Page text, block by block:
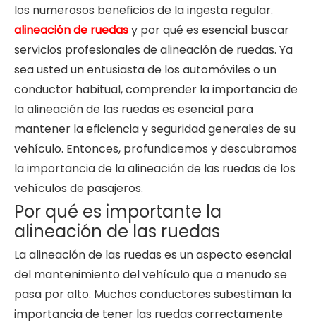
los numerosos beneficios de la ingesta regular.
alineación de ruedasy por qué es esencial buscar
servicios profesionales de alineación de ruedas. Ya
sea usted un entusiasta de los automóviles o un
conductor habitual, comprender la importancia de
la alineación de las ruedas es esencial para
mantener la eficiencia y seguridad generales de su
vehículo. Entonces, profundicemos y descubramos
la importancia de la alineación de las ruedas de los
vehículos de pasajeros.
Por qué es importante la
alineación de las ruedas
La alineación de las ruedas es un aspecto esencial
del mantenimiento del vehículo que a menudo se
pasa por alto. Muchos conductores subestiman la
importancia de tener las ruedas correctamente